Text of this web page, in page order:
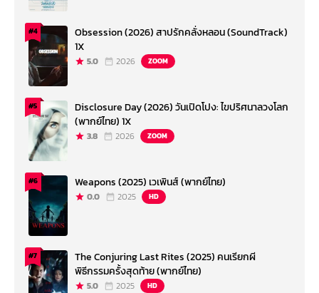
#4
Obsession (2026) สาปรักคลั่งหลอน (SoundTrack)
1X
5.0 2026 ZOOM
#5
Disclosure Day (2026) วันเปิดโปง: ไขปริศนาลวงโลก
(พากย์ไทย) 1X
3.8 2026 ZOOM
#6 Weapons (2025) เวเพินส์ (พากย์ไทย)
0.0 2025 HD
#7
The Conjuring Last Rites (2025) คนเรียกผี
พิธีกรรมครั้งสุดท้าย (พากย์ไทย)
5.0 2025 HD